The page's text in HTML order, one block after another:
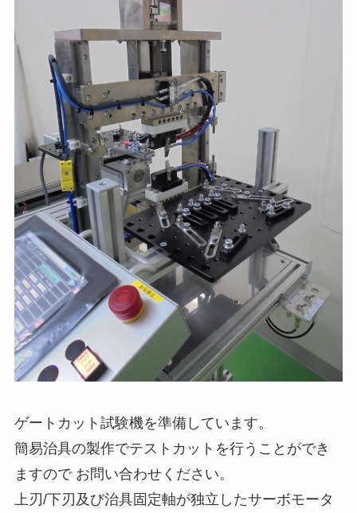
ゲートカット試験機を準備しています。
簡易治具の製作でテストカットを行うことができ
ますので お問い合わせください。
上刃/下刃及び治具固定軸が独立したサーボモータ